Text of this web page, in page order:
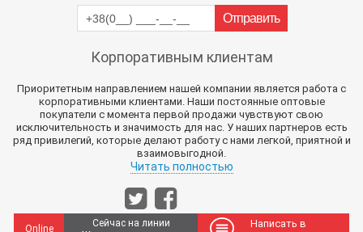
Корпоративным клиентам
Приоритетным направлением нашей компании является работа с
корпоративными клиентами. Наши постоянные оптовые
покупатели с момента первой продажи чувствуют свою
исключительность и значимость для нас. У наших партнеров есть
ряд привилегий, которые делают работу с нами легкой, приятной и
взаимовыгодной.
Читать полностью
Online
Сейчас на линии
Написать в